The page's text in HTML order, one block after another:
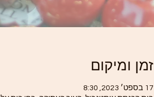
זמן ומיקום
17 בספט׳ 2023, 8:30